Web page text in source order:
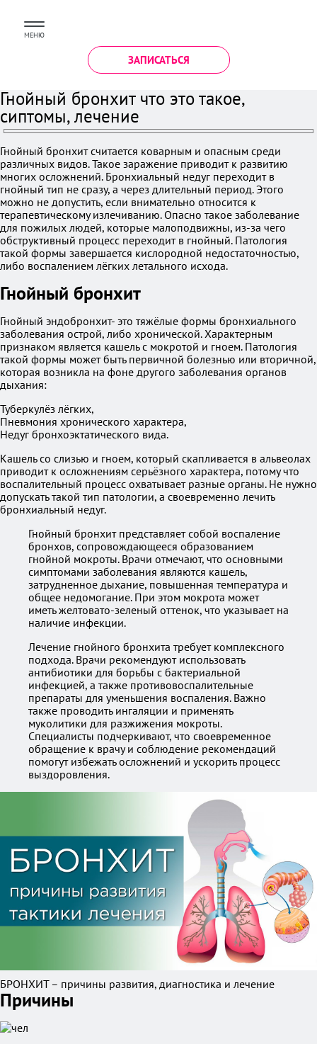
МЕНЮ
ЗАПИСАТЬСЯ
Гнойный бронхит что это такое,
сиптомы, лечение
Гнойный бронхит считается коварным и опасным среди
различных видов. Такое заражение приводит к развитию
многих осложнений. Бронхиальный недуг переходит в
гнойный тип не сразу, а через длительный период. Этого
можно не допустить, если внимательно относится к
терапевтическому излечиванию. Опасно такое заболевание
для пожилых людей, которые малоподвижны, из-за чего
обструктивный процесс переходит в гнойный. Патология
такой формы завершается кислородной недостаточностью,
либо воспалением лёгких летального исхода.
Гнойный бронхит
Гнойный эндобронхит- это тяжёлые формы бронхиального
заболевания острой, либо хронической. Характерным
признаком является кашель с мокротой и гноем. Патология
такой формы может быть первичной болезнью или вторичной,
которая возникла на фоне другого заболевания органов
дыхания:
Туберкулёз лёгких,
Пневмония хронического характера,
Недуг бронхоэктатического вида.
Кашель со слизью и гноем, который скапливается в альвеолах
приводит к осложнениям серьёзного характера, потому что
воспалительный процесс охватывает разные органы. Не нужно
допускать такой тип патологии, а своевременно лечить
бронхиальный недуг.
Гнойный бронхит представляет собой воспаление
бронхов, сопровождающееся образованием
гнойной мокроты. Врачи отмечают, что основными
симптомами заболевания являются кашель,
затрудненное дыхание, повышенная температура и
общее недомогание. При этом мокрота может
иметь желтовато-зеленый оттенок, что указывает на
наличие инфекции.
Лечение гнойного бронхита требует комплексного
подхода. Врачи рекомендуют использовать
антибиотики для борьбы с бактериальной
инфекцией, а также противовоспалительные
препараты для уменьшения воспаления. Важно
также проводить ингаляции и применять
муколитики для разжижения мокроты.
Специалисты подчеркивают, что своевременное
обращение к врачу и соблюдение рекомендаций
помогут избежать осложнений и ускорить процесс
выздоровления.
БРОНХИТ – причины развития, диагностика и лечение
Причины